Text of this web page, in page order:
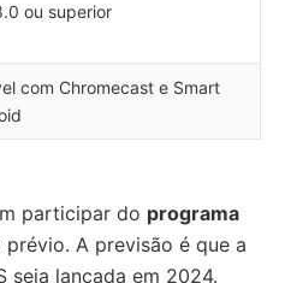
ou superior
com Chromecast e Smart
participar do programa
A previsão é que a
seja lançada em 2024.